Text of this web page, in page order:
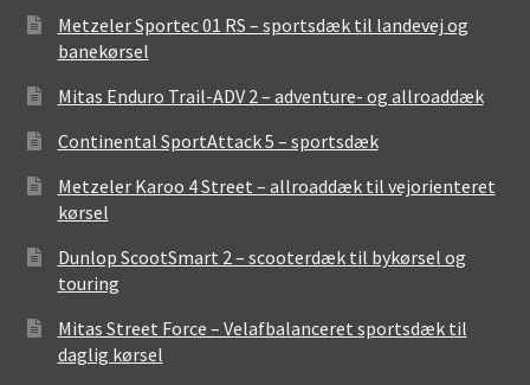
Metzeler Sportec 01 RS – sportsdæk til landevej og
banekørsel
Mitas Enduro Trail-ADV 2 – adventure- og allroaddæk
Continental SportAttack 5 – sportsdæk
Metzeler Karoo 4 Street – allroaddæk til vejorienteret
kørsel
Dunlop ScootSmart 2 – scooterdæk til bykørsel og
touring
Mitas Street Force – Velafbalanceret sportsdæk til
daglig kørsel